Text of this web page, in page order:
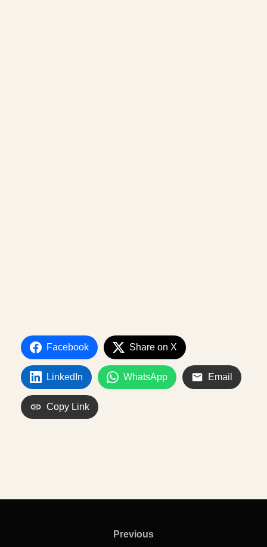
Facebook Share on X
LinkedIn WhatsApp Email
Copy Link
Previous